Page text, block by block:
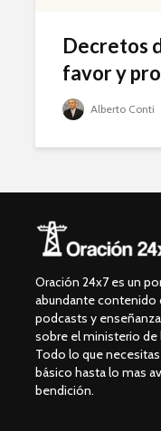
Decretos
favor y
Alberto Conti
Oración 24x7 es un
abundante contenido
podcasts y
sobre el ministerio de
Todo lo que
básico hasta lo mas
bendición.